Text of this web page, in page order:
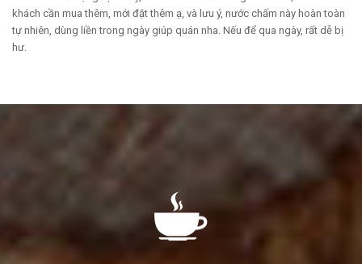
khách cần mua thêm, mới đặt thêm ạ, và lưu ý, nước chấm này hoàn toàn
tự nhiên, dùng liền trong ngày giúp quán nha. Nếu để qua ngày, rất dễ bị
hư.